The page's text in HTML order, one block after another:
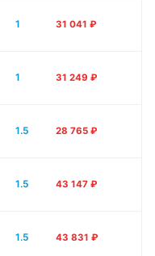
1 31 041 ₽
1 31 249 ₽
1.5 28 765 ₽
1.5 43 147 ₽
1.5 43 831 ₽